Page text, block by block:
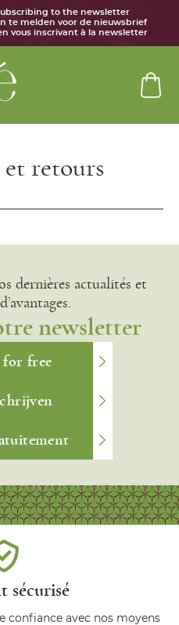
to the newsletter
te melden voor de nieuwsbrief
vous inscrivant à la newsletter
retours
dernières actualités et
newsletter
for free
sécurisé
confiance avec nos moyens